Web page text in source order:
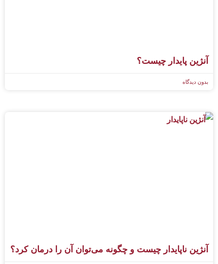
آنژین پایدار چیست؟
بدون دیدگاه
آنژین ناپایدار چیست و چگونه می‌توان آن را درمان کرد؟